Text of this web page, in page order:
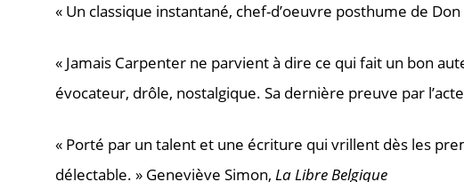
« Un classique instantané, chef-d’oeuvre posthume de
« Jamais Carpenter ne parvient à dire ce qui fait un bon
évocateur, drôle, nostalgique. Sa dernière preuve par
« Porté par un talent et une écriture qui vrillent dès les
délectable. » Geneviève Simon, La Libre Belgique